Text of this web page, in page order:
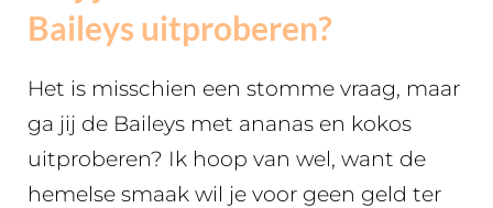
Baileys uitproberen?
Het is misschien een stomme vraag, maar
ga jij de Baileys met ananas en kokos
uitproberen? Ik hoop van wel, want de
hemelse smaak wil je voor geen geld ter